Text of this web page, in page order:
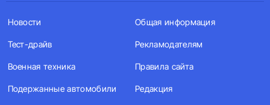
Новости
Тест-драйв
Военная техника
Подержанные автомобили
Общая информация
Рекламодателям
Правила сайта
Редакция